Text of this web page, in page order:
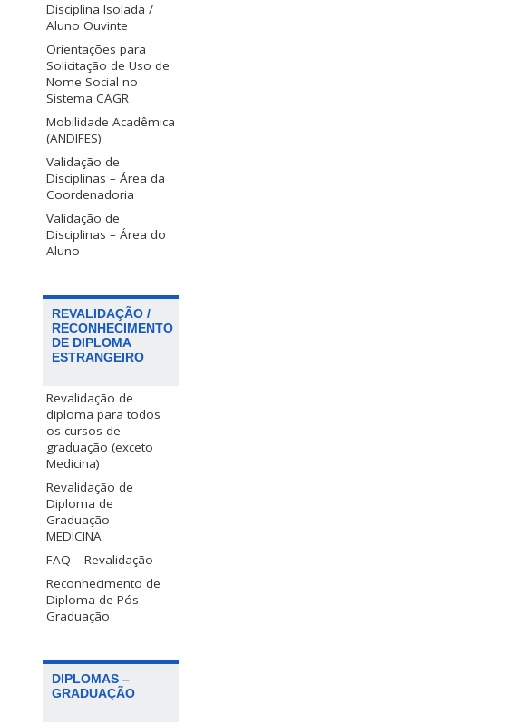
Disciplina Isolada /
Aluno Ouvinte
Orientações para
Solicitação de Uso de
Nome Social no
Sistema CAGR
Mobilidade Acadêmica
(ANDIFES)
Validação de
Disciplinas – Área da
Coordenadoria
Validação de
Disciplinas – Área do
Aluno
REVALIDAÇÃO /
RECONHECIMENTO
DE DIPLOMA
ESTRANGEIRO
Revalidação de
diploma para todos
os cursos de
graduação (exceto
Medicina)
Revalidação de
Diploma de
Graduação –
MEDICINA
FAQ – Revalidação
Reconhecimento de
Diploma de Pós-
Graduação
DIPLOMAS –
GRADUAÇÃO